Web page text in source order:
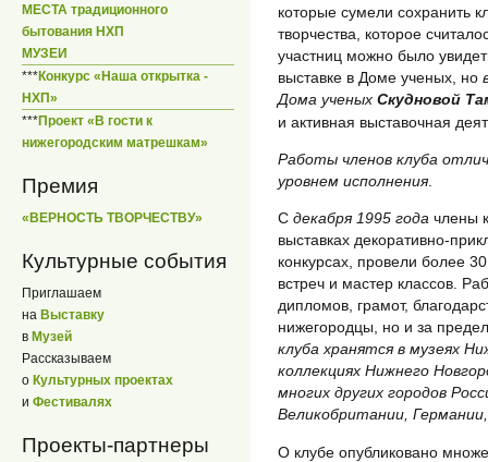
МЕСТА традиционного
бытования НХП
МУЗЕИ
***Конкурс «Наша открытка -
НХП»
***Проект «В гости к
нижегородским матрешкам»
Премия
«ВЕРНОСТЬ ТВОРЧЕСТВУ»
Культурные события
Приглашаем
на Выставку
в Музей
Рассказываем
о Культурных проектах
и Фестивалях
Проекты-партнеры
которые сумели сохранить
творчества, которое
участниц можно было
выставке в Доме ученых, но
Дома ученых Скудновой
и активная выставочная
Работы членов клуба
уровнем исполнения
С декабря 1995 года члены
выставках декоративно-
конкурсах, провели более
встреч и мастер классов.
дипломов, грамот,
нижегородцы, но и за
клуба хранятся в музеях
коллекциях Нижнего
многих других городов
Великобритании,
О клубе опубликовано